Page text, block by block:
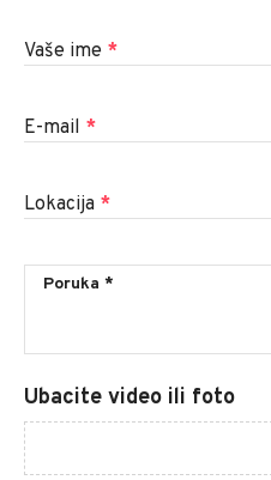
Vaše ime *
E-mail *
Lokacija *
Ubacite video ili foto